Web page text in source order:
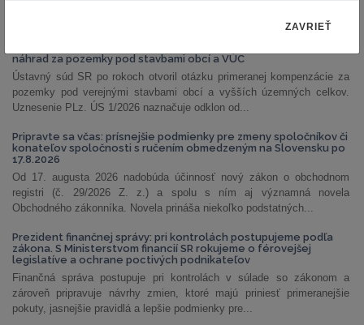
náhrad za pozemky pod stavbami obcí a VÚC
Ústavný súd SR po rokoch otvoril otázku primeranej kompenzácie za
pozemky pod verejnými stavbami obcí a vyšších územných celkov.
Uznesenie PLz. ÚS 1/2026 naznačuje odklon od...
Pripravte sa včas: prísnejšie podmienky pre zmeny spoločníkov či
konateľov spoločnosti s ručením obmedzeným na Slovensku po
17.8.2026
Od 17. augusta 2026 nadobúda účinnosť nový zákon o obchodnom
registri (č. 29/2026 Z. z.) a spolu s ním aj významná novela
Obchodného zákonníka. Novela prináša niekoľko podstatných...
Prezident finančnej správy: pri kontrolách postupujeme podľa
zákona. S Ministerstvom financií SR rokujeme o férovejšej
legislatíve a ochrane poctivých podnikateľov
Finančná správa postupuje pri kontrolách v súlade so zákonom a
zároveň pripravuje návrhy zmien, ktoré majú priniesť primeranejšie
pokuty, jasnejšie pravidlá a lepšie podmienky pre...
ZAVRIEŤ